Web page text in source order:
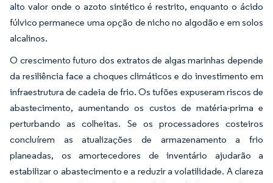
alto valor onde o azoto sintético é restrito, enquanto o ácido
fúlvico permanece uma opção de nicho no algodão e em solos
alcalinos.
O crescimento futuro dos extratos de algas marinhas depende
da resiliência face a choques climáticos e do investimento em
infraestrutura de cadeia de frio. Os tufões expuseram riscos de
abastecimento, aumentando os custos de matéria-prima e
perturbando as colheitas. Se os processadores costeiros
concluírem as atualizações de armazenamento a frio
planeadas, os amortecedores de inventário ajudarão a
estabilizar o abastecimento e a reduzir a volatilidade. A clareza